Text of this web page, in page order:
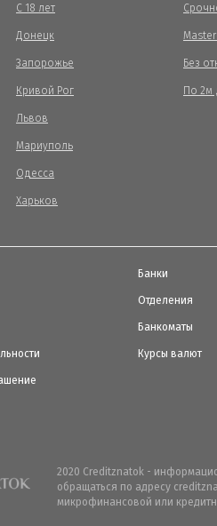
С 18 лет
Донецк
Запорожье
Кривой Рог
Львов
Мариуполь
Одесса
Харьков
Без
По 2м
Банки
Отделения
Банкоматы
Курсы валют
2020 Creditznatok -
обращаться по адресу
микрофинансовой или